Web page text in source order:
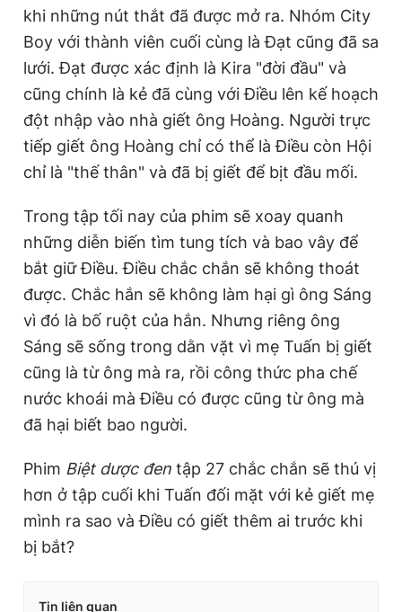
khi những nút thắt đã được mở ra. Nhóm City
Boy với thành viên cuối cùng là Đạt cũng đã sa
lưới. Đạt được xác định là Kira "đời đầu" và
cũng chính là kẻ đã cùng với Điều lên kế hoạch
đột nhập vào nhà giết ông Hoàng. Người trực
tiếp giết ông Hoàng chỉ có thể là Điều còn Hội
chỉ là "thế thân" và đã bị giết để bịt đầu mối.
Trong tập tối nay của phim sẽ xoay quanh
những diễn biến tìm tung tích và bao vây để
bắt giữ Điều. Điều chắc chắn sẽ không thoát
được. Chắc hắn sẽ không làm hại gì ông Sáng
vì đó là bố ruột của hắn. Nhưng riêng ông
Sáng sẽ sống trong dằn vặt vì mẹ Tuấn bị giết
cũng là từ ông mà ra, rồi công thức pha chế
nước khoái mà Điều có được cũng từ ông mà
đã hại biết bao người.
Phim Biệt dược đen tập 27 chắc chắn sẽ thú vị
hơn ở tập cuối khi Tuấn đối mặt với kẻ giết mẹ
mình ra sao và Điều có giết thêm ai trước khi
bị bắt?
Tin liên quan